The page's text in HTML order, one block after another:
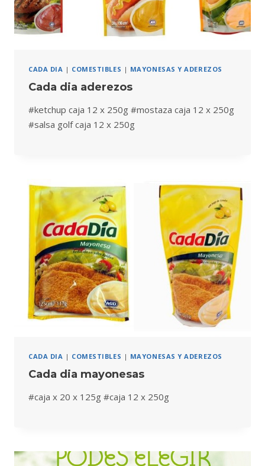
CADA DIA | COMESTIBLES | MAYONESAS Y ADEREZOS
Cada dia aderezos
#ketchup caja 12 x 250g #mostaza caja 12 x 250g
#salsa golf caja 12 x 250g
CADA DIA | COMESTIBLES | MAYONESAS Y ADEREZOS
Cada dia mayonesas
#caja x 20 x 125g #caja 12 x 250g